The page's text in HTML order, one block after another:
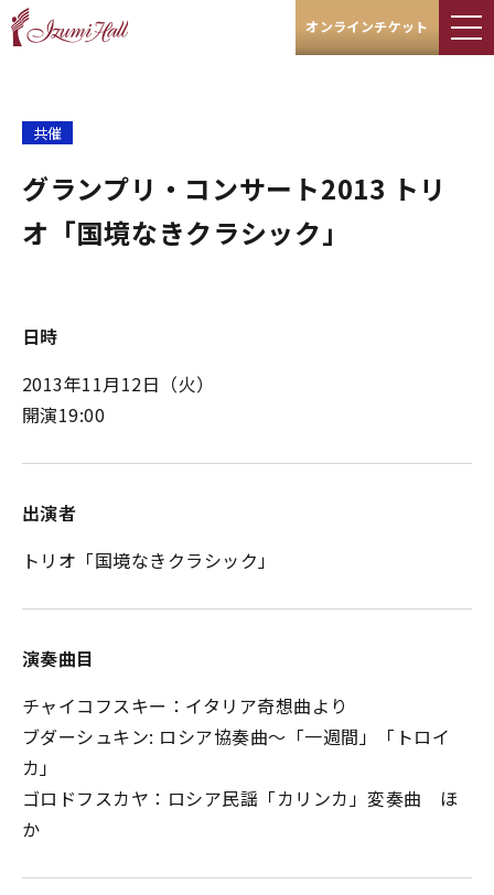
オンラインチケット
共催
グランプリ・コンサート2013 トリ
オ「国境なきクラシック」
日時
2013年11月12日（火）
開演19:00
出演者
トリオ「国境なきクラシック」
演奏曲目
チャイコフスキー：イタリア奇想曲より
ブダーシュキン: ロシア協奏曲～「一週間」「トロイ
カ」
ゴロドフスカヤ：ロシア民謡「カリンカ」変奏曲 ほ
か